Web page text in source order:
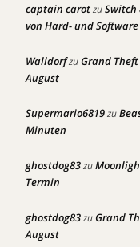
captain carotzuSwitch
von Hard- und Software
WalldorfzuGrand Theft
August
Supermario6819zu
Minuten
ghostdog83zu
Termin
ghostdog83zuGrand
August